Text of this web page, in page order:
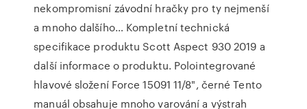
nekompromisní závodní hračky pro ty nejmenší
a mnoho dalšího… Kompletní technická
specifikace produktu Scott Aspect 930 2019 a
další informace o produktu. Polointegrované
hlavové složení Force 15091 11/8", černé Tento
manuál obsahuje mnoho varování a výstrah